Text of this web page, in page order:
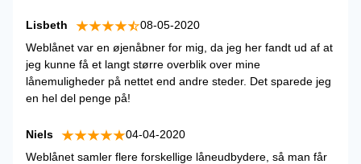
Lisbeth
08-05-2020
Weblånet var en øjenåbner for mig, da jeg her fandt ud af at
jeg kunne få et langt større overblik over mine
lånemuligheder på nettet end andre steder. Det sparede jeg
en hel del penge på!
Niels
04-04-2020
Weblånet samler flere forskellige låneudbydere, så man får